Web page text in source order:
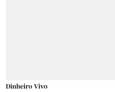
Dinheiro Vivo